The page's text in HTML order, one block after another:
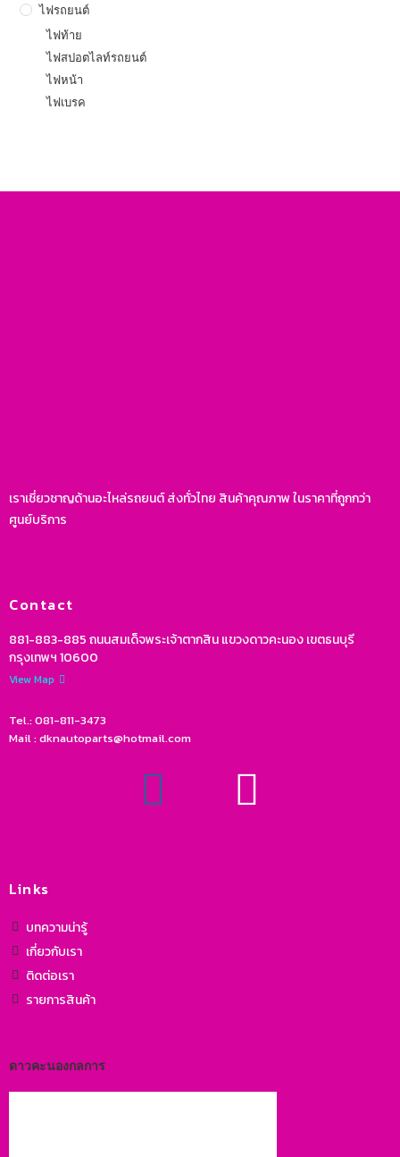
ไฟรถยนต์
ไฟท้าย
ไฟสปอตไลท์รถยนต์
ไฟหน้า
ไฟเบรค
เราเชี่ยวชาญด้านอะไหล่รถยนต์ ส่งทั่วไทย สินค้าคุณภาพ ในราคาที่ถูกกว่า
ศูนย์บริการ
Contact
881-883-885 ถนนสมเด็จพระเจ้าตากสิน แขวงดาวคะนอง เขตธนบุรี
กรุงเทพฯ 10600
View Map
Tel.: 081-811-3473
Mail : dknautoparts@hotmail.com
Links
บทความน่ารู้
เกี่ยวกับเรา
ติดต่อเรา
รายการสินค้า
ดาวคะนองกลการ